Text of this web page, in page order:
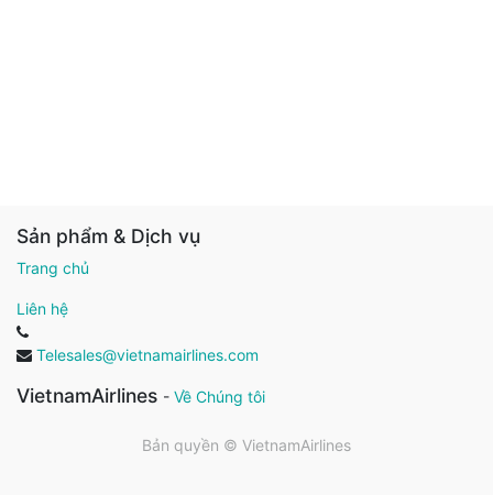
Sản phẩm & Dịch vụ
Trang chủ
Liên hệ
Telesales@vietnamairlines.com
VietnamAirlines - Về Chúng tôi
Bản quyền © VietnamAirlines